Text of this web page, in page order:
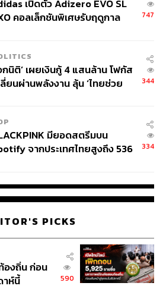
เปิดตัว Adizero EVO SL
คอลเล็กชันพิเศษรับฤดูกาล
747
กนิติ’ เผยเงินกู้ 4 แสนล้าน โฟกัส
ยนผ่านพลังงาน ลุ้น ‘ไทยช่วย
344
มียอดสตรีมบน
จากประเทศไทยสูงถึง 536
334
PICKS
องถิ่น ก่อน
าห์นี้
590